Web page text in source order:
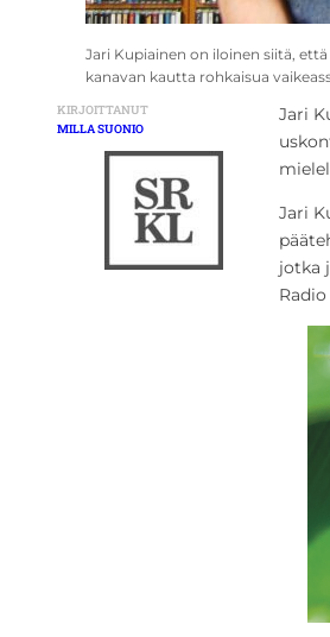
Jari Kupiainen on iloinen siitä,
kanavan kautta rohkaisua
KIRJOITTANUT
MILLA SUONIO
Jari
Jari
jotka